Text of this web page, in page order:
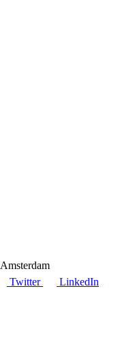
Amsterdam
Twitter LinkedIn